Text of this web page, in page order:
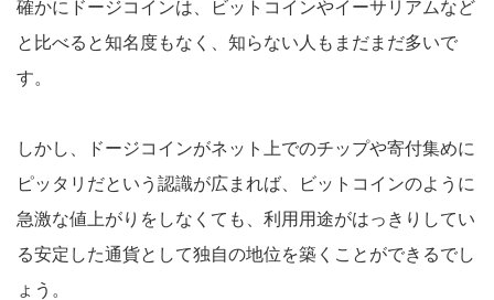
確かにドージコインは、ビットコインやイーサリアムなど
と比べると知名度もなく、知らない人もまだまだ多いで
す。
しかし、ドージコインがネット上でのチップや寄付集めに
ピッタリだという認識が広まれば、ビットコインのように
急激な値上がりをしなくても、利用用途がはっきりしてい
る安定した通貨として独自の地位を築くことができるでし
ょう。